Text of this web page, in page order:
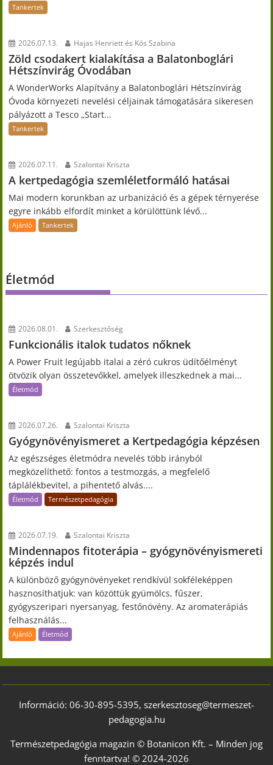
Tankertek
2026.07.13. Hajas Henriett és Kós Szabina
Zöld csodakert kialakítása a Balatonboglári
Hétszínvirág Óvodában
A WonderWorks Alapítvány a Balatonboglári Hétszínvirág
Óvoda környezeti nevelési céljainak támogatására sikeresen
pályázott a Tesco „Start...
Tankertek
2026.07.11. Szalontai Kriszta
A kertpedagógia szemléletformáló hatásai
Mai modern korunkban az urbanizáció és a gépek térnyerése
egyre inkább elfordít minket a körülöttünk lévő...
Ajánló Tankertek
Életmód
2026.08.01. Szerkesztőség
Funkcionális italok tudatos nőknek
A Power Fruit legújabb italai a zéró cukros üdítőélményt
ötvözik olyan összetevőkkel, amelyek illeszkednek a mai...
Életmód
2026.07.26. Szalontai Kriszta
Gyógynövényismeret a Kertpedagógia képzésen
Az egészséges életmódra nevelés több irányból
megközelíthető: fontos a testmozgás, a megfelelő
táplálékbevitel, a pihentető alvás....
Életmód Természetpedagógia
2026.07.19. Szalontai Kriszta
Mindennapos fitoterápia – gyógynövényismereti
képzés indul
A különböző gyógynövényeket rendkívül sokféleképpen
hasznosíthatjuk: van közöttük gyümölcs, fűszer,
gyógyszeripari nyersanyag, festőnövény. Az aromaterápiás
felhasználás...
Ajánló Életmód
Információ: 06-30-895-5395, szerkesztoseg@termeszet-
pedagogia.hu
Természetpedagógia magazin © Botanicon Kft. – Minden jog
fenntartva! © 2024-2026